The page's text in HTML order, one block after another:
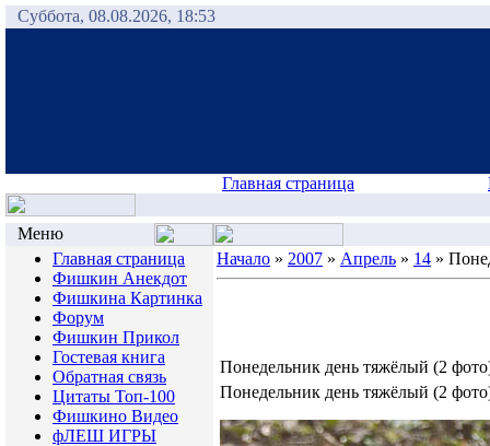
Суббота, 08.08.2026, 18:53
Главная страница
Меню
Главная страница
Фишкин Анекдот
Фишкина Картинка
Форум
Фишкин Прикол
Гостевая книга
Обратная связь
Цитаты Топ-100
Фишкино Видео
фЛЕШ ИГРЫ
Начало » 2007 » Апрель » 14 »
Понедельник день тяжёлый (2
Понедельник день тяжёлый (2